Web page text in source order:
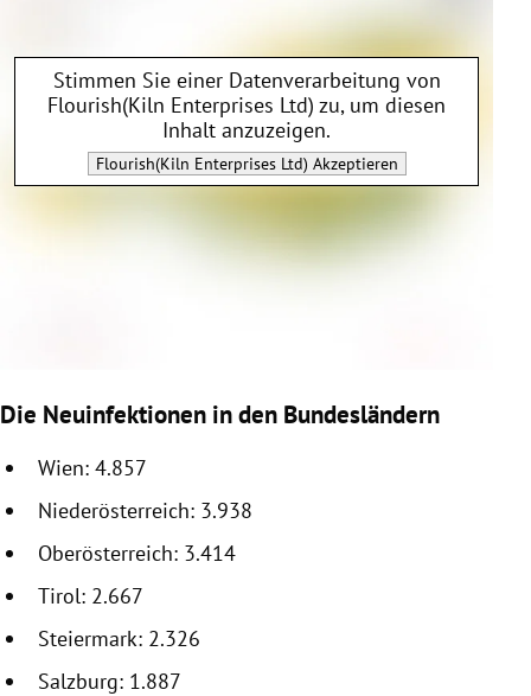
Stimmen Sie einer Datenverarbeitung von
Flourish(Kiln Enterprises Ltd) zu, um diesen
Inhalt anzuzeigen.
Flourish(Kiln Enterprises Ltd) Akzeptieren
Die Neuinfektionen in den Bundesländern
Wien: 4.857
Niederösterreich: 3.938
Oberösterreich: 3.414
Tirol: 2.667
Steiermark: 2.326
Salzburg: 1.887